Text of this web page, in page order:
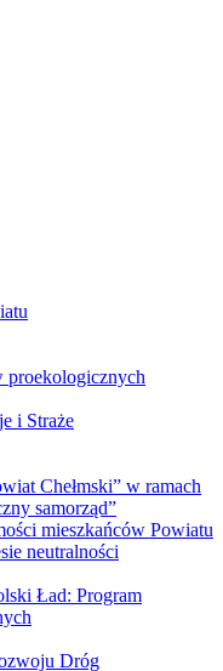
i Straże
Chełmski” w ramach
samorząd”
mieszkańców Powiatu
neutralności
Ład: Program
Dróg